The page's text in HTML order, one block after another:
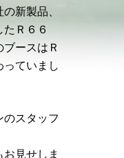
新製品、
Ｒ６６
ースはＲ
っていまし
のスタッフ
見せしま